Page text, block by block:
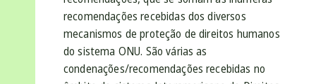
recomendações recebidas dos diversos
mecanismos de proteção de direitos humanos
do sistema ONU. São várias as
condenações/recomendações recebidas no